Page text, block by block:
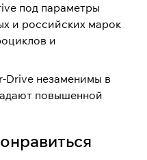
под параметры
и российских марок
и
Drive незаменимы в
повышенной